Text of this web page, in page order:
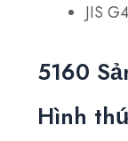
JIS
5160
Hình